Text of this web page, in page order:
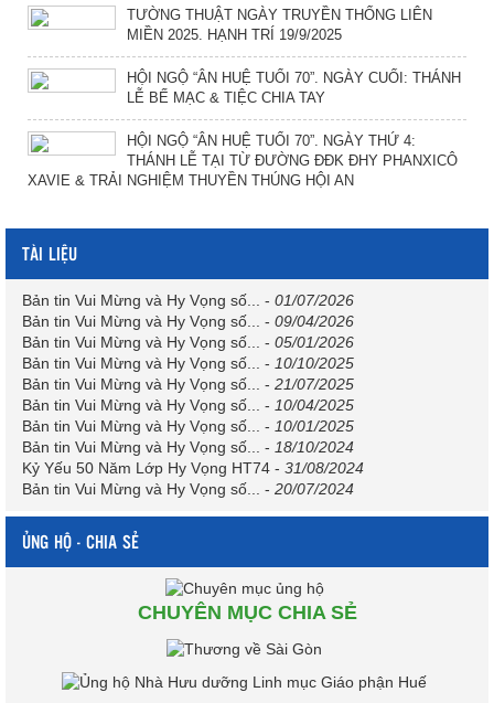
TƯỜNG THUẬT NGÀY TRUYỀN THỐNG LIÊN
MIỀN 2025. HẠNH TRÍ 19/9/2025
HỘI NGỘ “ÂN HUỆ TUỔI 70”. NGÀY CUỐI: THÁNH
LỄ BẾ MẠC & TIỆC CHIA TAY
HỘI NGỘ “ÂN HUỆ TUỔI 70”. NGÀY THỨ 4:
THÁNH LỄ TẠI TỪ ĐƯỜNG ĐĐK ĐHY PHANXICÔ
XAVIE & TRẢI NGHIỆM THUYỀN THÚNG HỘI AN
TÀI LIỆU
Bản tin Vui Mừng và Hy Vọng số... - 01/07/2026
Bản tin Vui Mừng và Hy Vọng số...
- 09/04/2026
Bản tin Vui Mừng và Hy Vọng số...
- 05/01/2026
Bản tin Vui Mừng và Hy Vọng số...
- 10/10/2025
Bản tin Vui Mừng và Hy Vọng số...
- 21/07/2025
Bản tin Vui Mừng và Hy Vọng số...
- 10/04/2025
Bản tin Vui Mừng và Hy Vọng số...
- 10/01/2025
Bản tin Vui Mừng và Hy Vọng số...
- 18/10/2024
Kỷ Yếu 50 Năm Lớp Hy Vọng HT74 - 31/08/2024
Bản tin Vui Mừng và Hy Vọng số...
- 20/07/2024
ỦNG HỘ - CHIA SẺ
CHUYÊN MỤC CHIA SẺ